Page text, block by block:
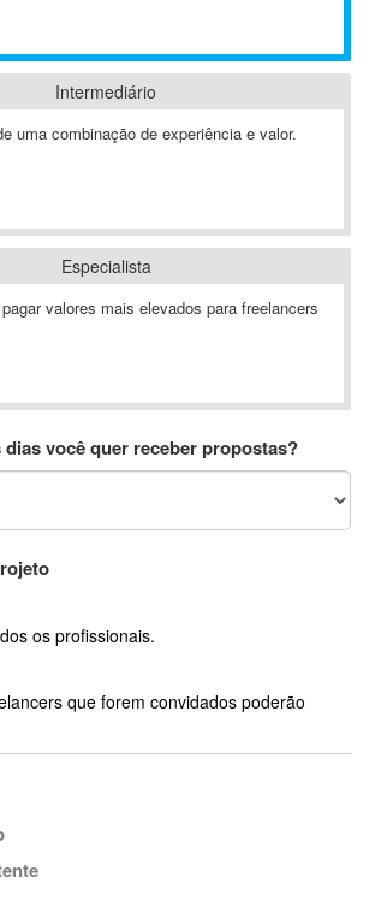
Intermediário
uma combinação de experiência e valor.
Especialista
valores mais elevados para freelancers
você quer receber propostas?
os profissionais.
que forem convidados poderão